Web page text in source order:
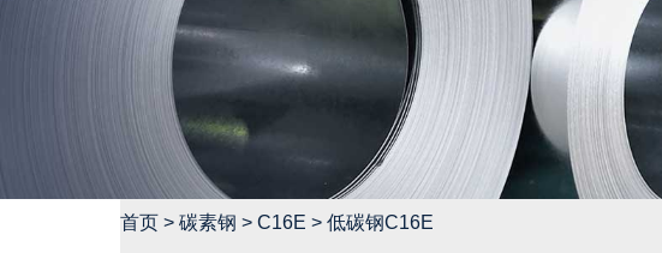
首页 > 碳素钢 > C16E > 低碳钢C16E